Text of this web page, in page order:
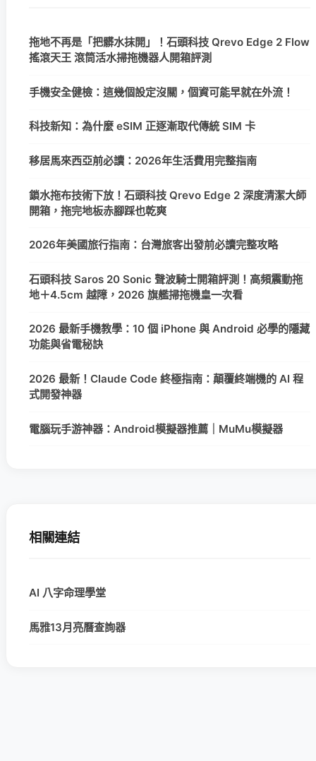
拖地不再是「把髒水抹開」！石頭科技 Qrevo Edge 2 Flow
搖滾天王 滾筒活水掃拖機器人開箱評測
手機安全健檢：這幾個設定沒關，個資可能早就在外流！
科技新知：為什麼 eSIM 正逐漸取代傳統 SIM 卡
移居馬來西亞前必讀：2026年生活費用完整指南
鎖水拖布技術下放！石頭科技 Qrevo Edge 2 深度清潔大師
開箱，拖完地板赤腳踩也乾爽
2026年美國旅行指南：台灣旅客出發前必讀完整攻略
石頭科技 Saros 20 Sonic 聲波騎士開箱評測！高頻震動拖
地＋4.5cm 越障，2026 旗艦掃拖機皇一次看
2026 最新手機教學：10 個 iPhone 與 Android 必學的隱藏
功能與省電秘訣
2026 最新！Claude Code 終極指南：顛覆終端機的 AI 程
式開發神器
電腦玩手游神器：Android模擬器推薦｜MuMu模擬器
相關連結
AI 八字命理學堂
馬雅13月亮曆查詢器